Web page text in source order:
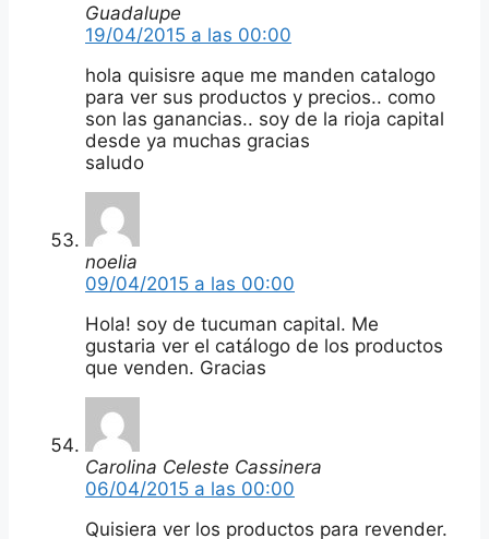
Guadalupe
19/04/2015 a las 00:00
hola quisisre aque me manden catalogo
para ver sus productos y precios.. como
son las ganancias.. soy de la rioja capital
desde ya muchas gracias
saludo
noelia
09/04/2015 a las 00:00
Hola! soy de tucuman capital. Me
gustaria ver el catálogo de los productos
que venden. Gracias
Carolina Celeste Cassinera
06/04/2015 a las 00:00
Quisiera ver los productos para revender.